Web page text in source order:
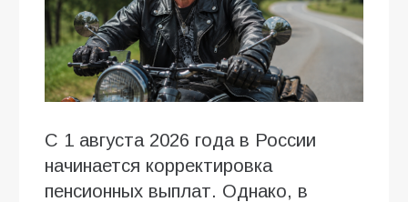
С 1 августа 2026 года в России
начинается корректировка
пенсионных выплат. Однако, в